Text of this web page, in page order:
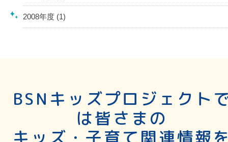
2008年度 (1)
BSNキッズプロジェクト
は皆さまの